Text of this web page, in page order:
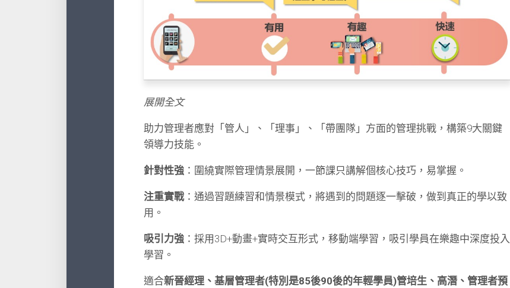
展開全文
助力管理者應對「管人」、「理事」、「帶團隊」方面的管理挑戰，構築9大關鍵
領導力技能。
針對性強 ：圍繞實際管理情景展開，一節課只講解個核心技巧，易掌握。
注重實戰：通過習題練習和情景模式，將遇到的問題逐一擊破，做到真正的學以致
用。
吸引力強 ：採用3D+動畫+實時交互形式，移動端學習，吸引學員在樂趣中深度投入
學習。
適合新晉經理、基層管理者(特別是85後90後的年輕學員)管培生、高潛、管理者預